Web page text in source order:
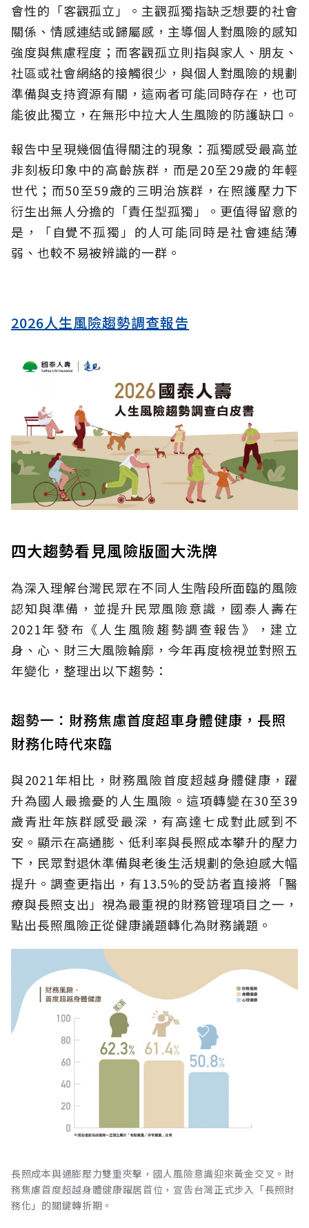
會性的「客觀孤立」。主觀孤獨指缺乏想要的社會
關係、情感連結或歸屬感，主導個人對風險的感知
強度與焦慮程度；而客觀孤立則指與家人、朋友、
社區或社會網絡的接觸很少，與個人對風險的規劃
準備與支持資源有關，這兩者可能同時存在，也可
能彼此獨立，在無形中拉大人生風險的防護缺口。
報告中呈現幾個值得關注的現象：孤獨感受最高並
非刻板印象中的高齡族群，而是20至29歲的年輕
世代；而50至59歲的三明治族群，在照護壓力下
衍生出無人分擔的「責任型孤獨」。更值得留意的
是，「自覺不孤獨」的人可能同時是社會連結薄
弱、也較不易被辨識的一群。
2026人生風險趨勢調查報告
四大趨勢看見風險版圖大洗牌
為深入理解台灣民眾在不同人生階段所面臨的風險
認知與準備，並提升民眾風險意識，國泰人壽在
2021年發布《人生風險趨勢調查報告》，建立
身、心、財三大風險輪廓，今年再度檢視並對照五
年變化，整理出以下趨勢：
趨勢一：財務焦慮首度超車身體健康，長照
財務化時代來臨
與2021年相比，財務風險首度超越身體健康，躍
升為國人最擔憂的人生風險。這項轉變在30至39
歲青壯年族群感受最深，有高達七成對此感到不
安。顯示在高通膨、低利率與長照成本攀升的壓力
下，民眾對退休準備與老後生活規劃的急迫感大幅
提升。調查更指出，有13.5%的受訪者直接將「醫
療與長照支出」視為最重視的財務管理項目之一，
點出長照風險正從健康議題轉化為財務議題。
長照成本與通膨壓力雙重夾擊，國人風險意識迎來黃金交叉。財
務焦慮首度超越身體健康躍居首位，宣告台灣正式步入「長照財
務化」的關鍵轉折期。